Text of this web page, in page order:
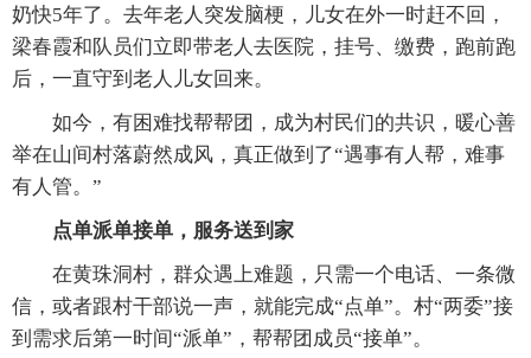
奶快5年了。去年老人突发脑梗，儿女在外一时赶不回，
梁春霞和队员们立即带老人去医院，挂号、缴费，跑前跑
后，一直守到老人儿女回来。
如今，有困难找帮帮团，成为村民们的共识，暖心善
举在山间村落蔚然成风，真正做到了“遇事有人帮，难事
有人管。”
点单派单接单，服务送到家
在黄珠洞村，群众遇上难题，只需一个电话、一条微
信，或者跟村干部说一声，就能完成“点单”。村“两委”接
到需求后第一时间“派单”，帮帮团成员“接单”。